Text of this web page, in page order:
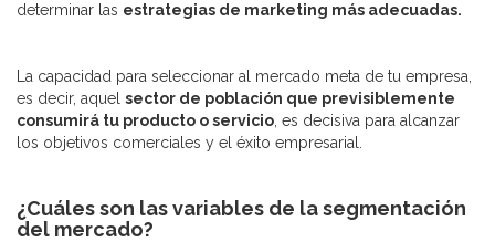
determinar las estrategias de marketing más adecuadas.
La capacidad para seleccionar al mercado meta de tu empresa,
es decir, aquel sector de población que previsiblemente
consumirá tu producto o servicio , es decisiva para alcanzar
los objetivos comerciales y el éxito empresarial.
¿Cuáles son las variables de la segmentación
del mercado?